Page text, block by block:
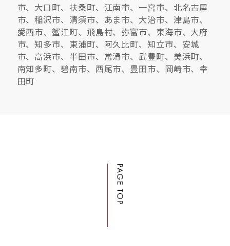
市、大口町、扶桑町、江南市、一宮市、北名古屋
市、稲沢市、清須市、あま市、大治市、津島市、
愛西市、蟹江町、飛島村、弥富市、東海市、大府
市、知多市、東浦町、阿久比町、知立市、安城
市、高浜市、半田市、常滑市、武豊町、美浜町、
南知多町、碧南市、西尾市、豊田市、岡崎市、幸
田町